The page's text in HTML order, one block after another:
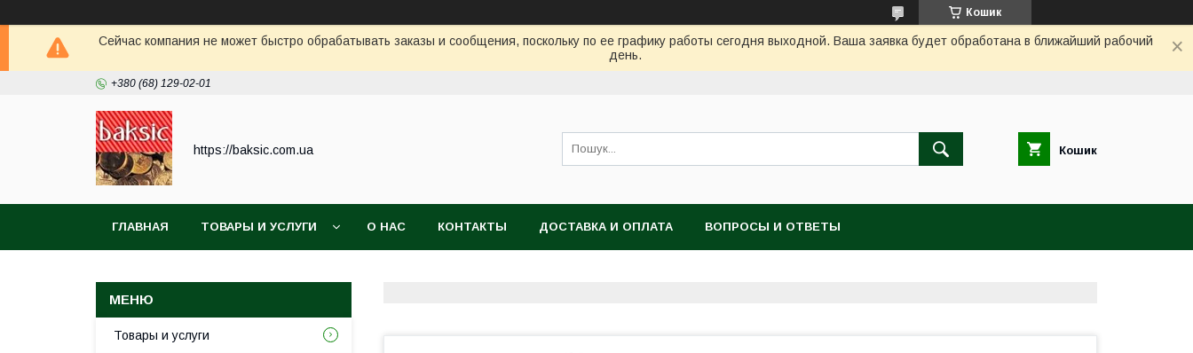
Кошик
Сейчас компания не может быстро обрабатывать заказы и сообщения, поскольку по ее графику работы сегодня выходной. Ваша заявка будет обработана в ближайший рабочий
день.
+380 (68) 129-02-01
https://baksic.com.ua Кошик
ГЛАВНАЯ ТОВАРЫ И УСЛУГИ О НАС КОНТАКТЫ ДОСТАВКА И ОПЛАТА ВОПРОСЫ И ОТВЕТЫ
Товары и услуги